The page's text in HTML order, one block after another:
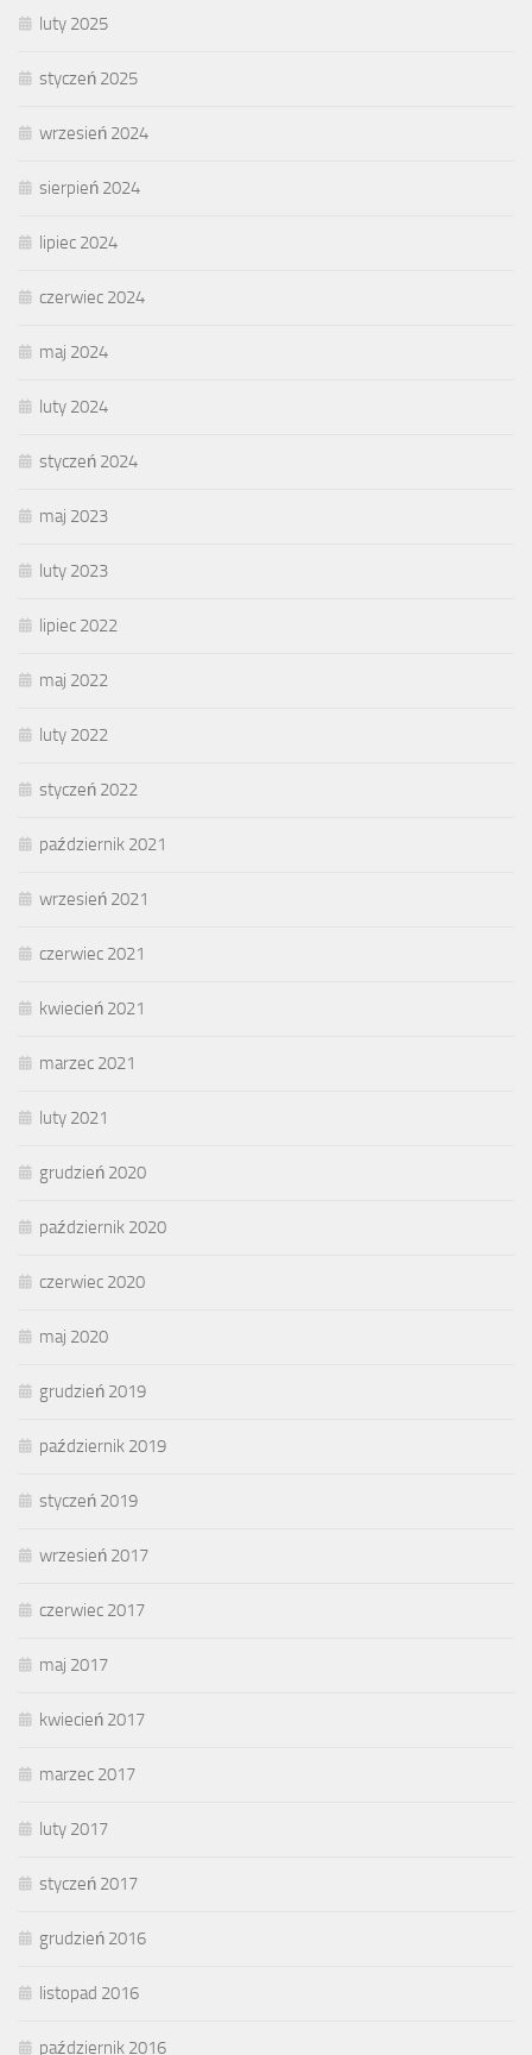
luty 2025
styczeń 2025
wrzesień 2024
sierpień 2024
lipiec 2024
czerwiec 2024
maj 2024
luty 2024
styczeń 2024
maj 2023
luty 2023
lipiec 2022
maj 2022
luty 2022
styczeń 2022
październik 2021
wrzesień 2021
czerwiec 2021
kwiecień 2021
marzec 2021
luty 2021
grudzień 2020
październik 2020
czerwiec 2020
maj 2020
grudzień 2019
październik 2019
styczeń 2019
wrzesień 2017
czerwiec 2017
maj 2017
kwiecień 2017
marzec 2017
luty 2017
styczeń 2017
grudzień 2016
listopad 2016
październik 2016